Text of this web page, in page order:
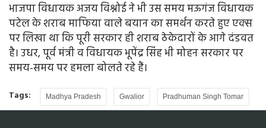
भाजपा विधायक अजय विश्नोई ने भी उस समय मऊगंज विधायक
पटेल के शराब माफिया वाले बयान का समर्थन करते हुए एक्स
पर लिखा था कि पूरी सरकार ही शराब ठेकेदारों के आगे दंडवत
है। उधर, पूर्व मंत्री व विधायक भूपेंद्र सिंह भी मोहन सरकार पर
समय-समय पर हमला बोलते रहे हैं।
Tags: Madhya Pradesh Gwalior Pradhuman Singh Tomar